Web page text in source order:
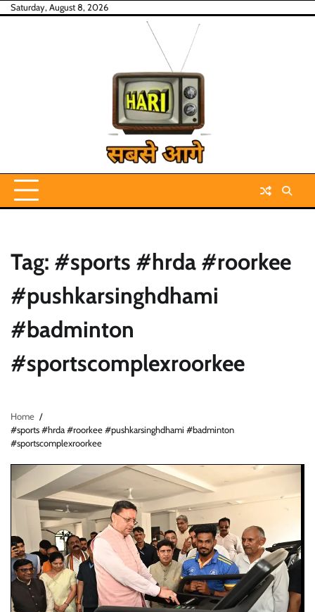
SkipSaturday, August 8, 2026
Tag: #sports #hrda #roorkee
#pushkarsinghdhami
#badminton
#sportscomplexroorkee
Home
#sports #hrda #roorkee #pushkarsinghdhami #badminton
#sportscomplexroorkee